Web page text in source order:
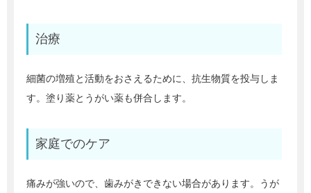
治療
細菌の増殖と活動をおさえるために、抗生物質を投与しま
す。塗り薬とうがい薬も併合します。
家庭でのケア
痛みが強いので、歯みがきできない場合があります。うが